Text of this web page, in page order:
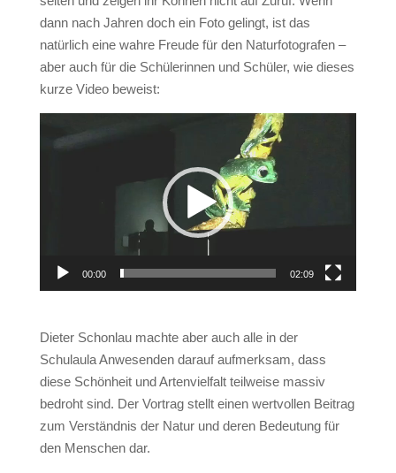
dann nach Jahren doch ein Foto gelingt, ist das
natürlich eine wahre Freude für den Naturfotografen –
aber auch für die Schülerinnen und Schüler, wie dieses
kurze Video beweist:
Player
00:00 02:09
Dieter Schonlau machte aber auch alle in der
Schulaula Anwesenden darauf aufmerksam, dass
diese Schönheit und Artenvielfalt teilweise massiv
bedroht sind. Der Vortrag stellt einen wertvollen Beitrag
zum Verständnis der Natur und deren Bedeutung für
den Menschen dar.